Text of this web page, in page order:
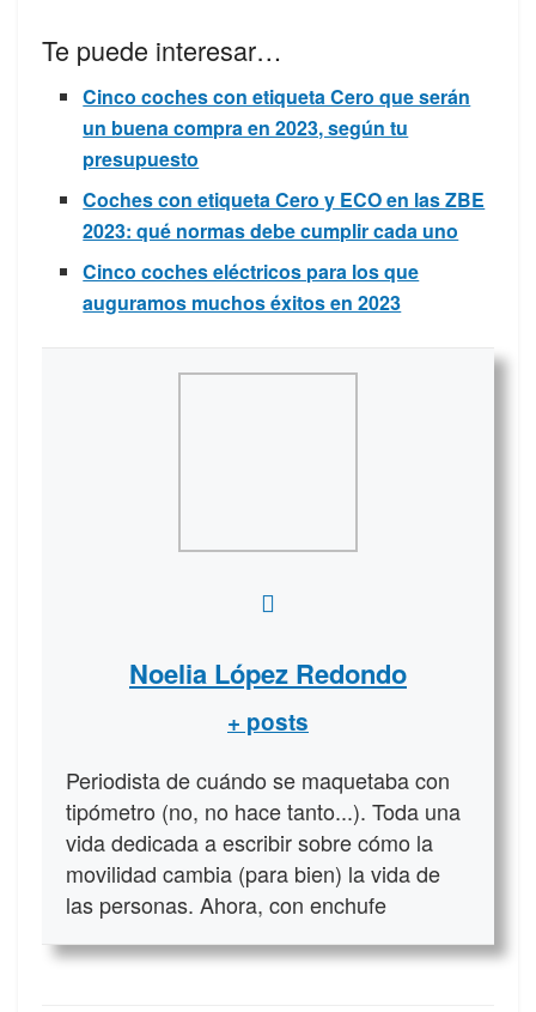
Te puede interesar…
Cinco coches con etiqueta Cero que serán
un buena compra en 2023, según tu
presupuesto
Coches con etiqueta Cero y ECO en las ZBE
2023: qué normas debe cumplir cada uno
Cinco coches eléctricos para los que
auguramos muchos éxitos en 2023
Noelia López Redondo
+ posts
Periodista de cuándo se maquetaba con
tipómetro (no, no hace tanto...). Toda una
vida dedicada a escribir sobre cómo la
movilidad cambia (para bien) la vida de
las personas. Ahora, con enchufe